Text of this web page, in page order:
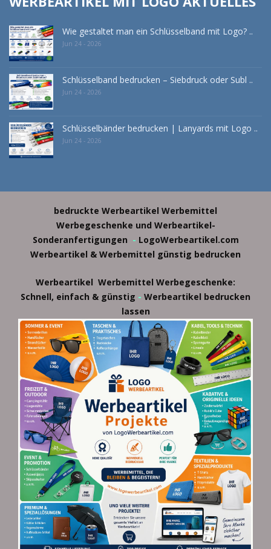
Wie gestaltet man ein Schlüsselband mit Logo? ..
Jun 24 - 2026
Schlüsselband bedrucken – Siebdruck oder Subl ..
Jun 24 - 2026
Schlüsselbänder bedrucken | Lanyards mit Logo ..
Jun 24 - 2026
bedruckte Werbeartikel Werbemittel
Werbegeschenke und Werbeartikel-
Sonderanfertigungen - LogoWerbeartikel.com
Werbeartikel & Werbemittel günstig bedrucken
Werbeartikel Werbemittel Werbegeschenke:
Schnell, einfach & günstig - Werbeartikel bedrucken
lassen